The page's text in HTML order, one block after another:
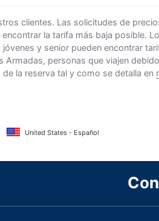
clientes. Las solicitudes de
la tarifa más baja posible.
y senior pueden encontrar
personas que viajen
la reserva tal y como se detalla en
United States - Español